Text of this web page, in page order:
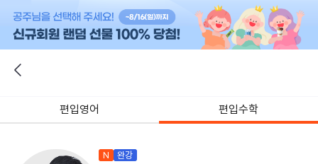
편입영어 편입수학
N 완강